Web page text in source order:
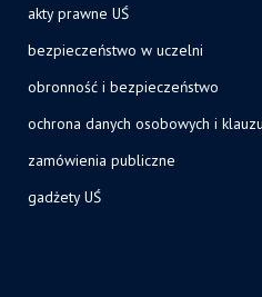
akty prawne UŚ
bezpieczeństwo w uczelni
obronność i bezpieczeństwo
ochrona danych osobowych i
zamówienia publiczne
gadżety UŚ